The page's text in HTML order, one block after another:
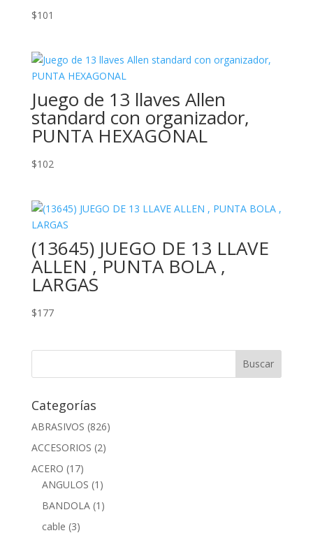
$101
Juego de 13 llaves Allen
standard con organizador,
PUNTA HEXAGONAL
$102
(13645) JUEGO DE 13 LLAVE
ALLEN , PUNTA BOLA ,
LARGAS
$177
Categorías
ABRASIVOS (826)
ACCESORIOS (2)
ACERO (17)
ANGULOS (1)
BANDOLA (1)
cable (3)